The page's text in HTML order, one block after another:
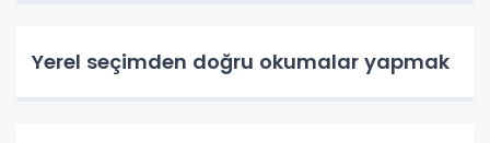
Yerel seçimden doğru okumalar yapmak